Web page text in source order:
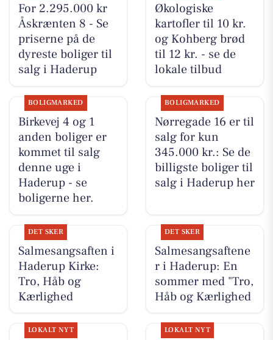
For 2.295.000 kr
Åskrænten 8 - Se
priserne på de
dyreste boliger til
salg i Haderup
Økologiske
kartofler til 10 kr.
og Kohberg brød
til 12 kr. - se de
lokale tilbud
BOLIGMARKED
Birkevej 4 og 1
anden boliger er
kommet til salg
denne uge i
Haderup - se
boligerne her.
BOLIGMARKED
Nørregade 16 er til
salg for kun
345.000 kr.: Se de
billigste boliger til
salg i Haderup her
DET SKER
Salmesangsaften i
Haderup Kirke:
Tro, Håb og
Kærlighed
DET SKER
Salmesangsaftene
r i Haderup: En
sommer med "Tro,
Håb og Kærlighed
LOKALT NYT LOKALT NYT